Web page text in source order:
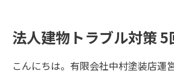
法人建物トラブル対策 5
こんにちは。有限会社中村塗装店運